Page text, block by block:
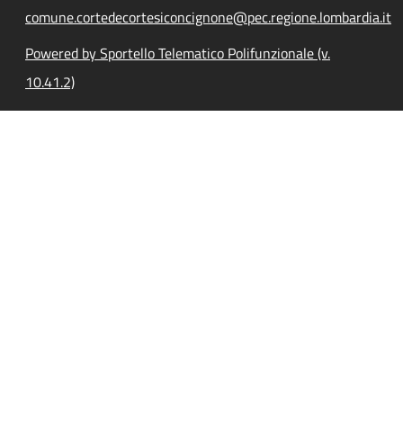
comune.cortedecortesiconcignone@pec.regione.lombardia.it
Powered by Sportello Telematico Polifunzionale (v.
10.41.2)